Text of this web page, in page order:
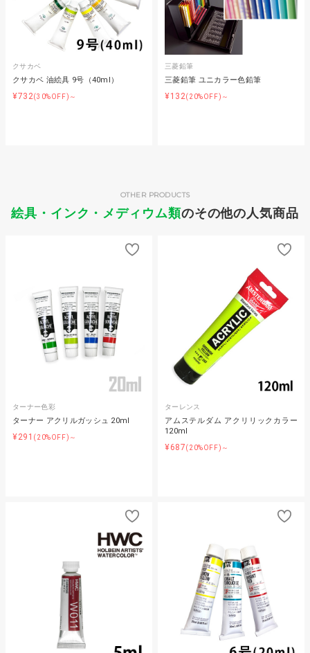
クサカベ
クサカベ 油絵具 9号（40ml）
¥732(30%OFF)～
三菱鉛筆
三菱鉛筆 ユニカラー色鉛筆
¥132(20%OFF)～
絵具・インク・メディウム類のその他の人気商品
OTHER PRODUCTS
ターナー色彩
ターナー アクリルガッシュ 20ml
¥291 (20%OFF)～
ターレンス
アムステルダム アクリリックカラー
120ml
¥687(20%OFF)～